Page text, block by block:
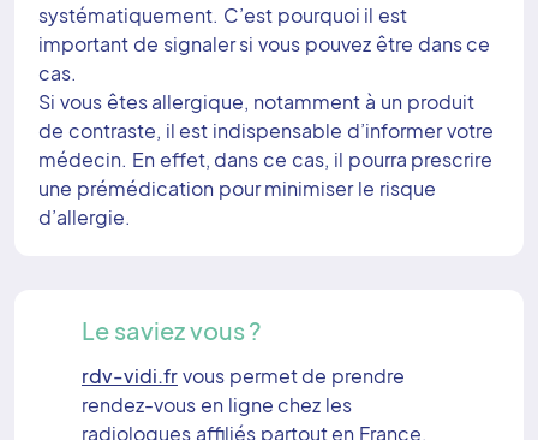
systématiquement. C’est pourquoi il est
important de signaler si vous pouvez être dans ce
cas.
Si vous êtes allergique, notamment à un produit
de contraste, il est indispensable d’informer votre
médecin. En effet, dans ce cas, il pourra prescrire
une prémédication pour minimiser le risque
d’allergie.
Le saviez vous ?
rdv-vidi.frvous permet de prendre
rendez-vous en ligne chez les
radiologues affiliés partout en France.